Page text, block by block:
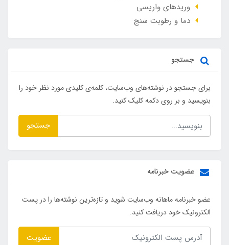
وريدهاي واريسي
دما و رطوبت سنج
جستجو
برای جستجو در نوشته‌های وب‌سایت، کلمه‌ی کلیدی مورد نظر خود را
بنویسید و بر روی دکمه کلیک کنید.
جستجو
عضویت خبرنامه
عضو خبرنامه ماهانه وب‌سایت شوید و تازه‌ترین نوشته‌ها را در پست
الکترونیک خود دریافت کنید.
عضویت